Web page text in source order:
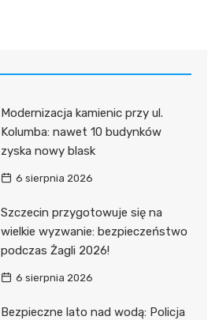
Modernizacja kamienic przy ul.
Kolumba: nawet 10 budynków
zyska nowy blask
6 sierpnia 2026
Szczecin przygotowuje się na
wielkie wyzwanie: bezpieczeństwo
podczas Żagli 2026!
6 sierpnia 2026
Bezpieczne lato nad wodą: Policja